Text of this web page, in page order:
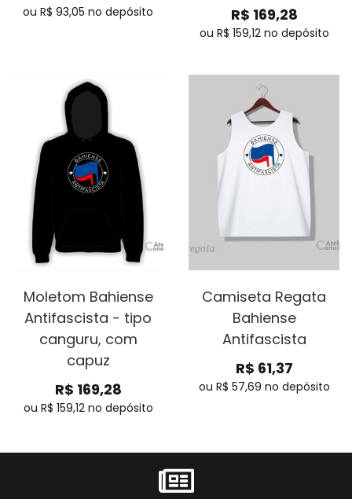
ou R$ 93,05 no depósito
R$ 169,28
ou R$ 159,12 no depósito
Moletom Bahiense
Antifascista - tipo
canguru, com
capuz
R$ 169,28
ou R$ 159,12 no depósito
Camiseta Regata
Bahiense
Antifascista
R$ 61,37
ou R$ 57,69 no depósito